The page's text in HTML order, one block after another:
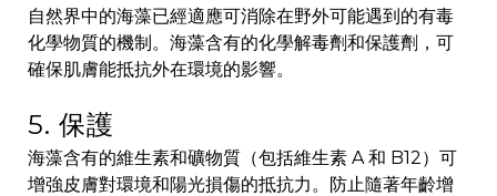
自然界中的海藻已經適應可消除在野外可能遇到的有毒
化學物質的機制。海藻含有的化學解毒劑和保護劑，可
確保肌膚能抵抗外在環境的影響。
5. 保護
海藻含有的維生素和礦物質（包括維生素 A 和 B12）可
增強皮膚對環境和陽光損傷的抵抗力。防止隨著年齡增